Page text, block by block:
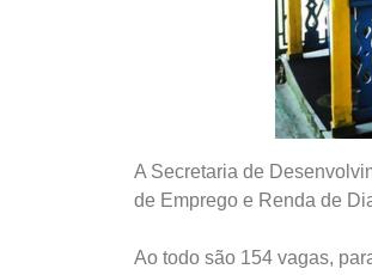
A Secretaria de
de Emprego e Renda de
Ao todo são 154 vagas,